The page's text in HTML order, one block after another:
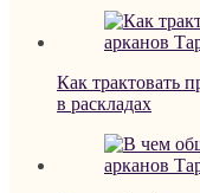
Как трактовать
в раскладах